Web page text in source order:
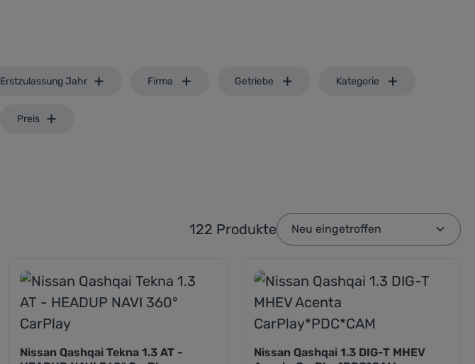
Erstzulassung Jahr Firma Getriebe Kategorie
Preis
122 Produkte
Nissan Qashqai Tekna 1.3 AT -
Nissan Qashqai 1.3 DIG-T MHEV